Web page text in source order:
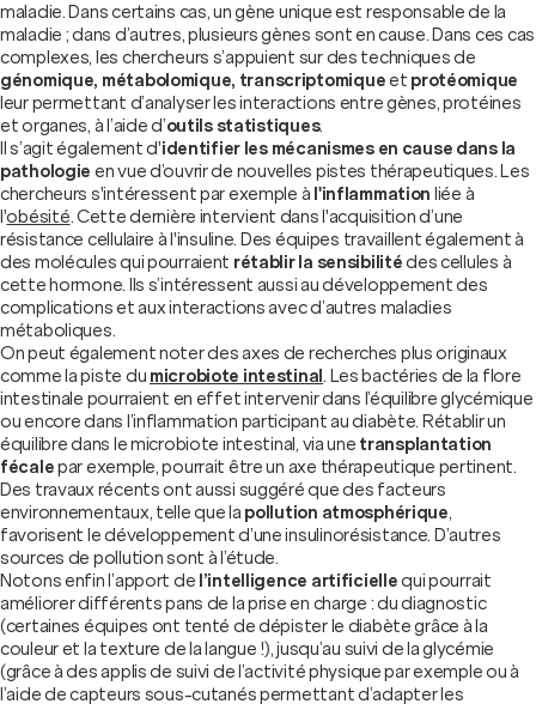
maladie. Dans certains cas, un gène unique est responsable de la
maladie ; dans d’autres, plusieurs gènes sont en cause. Dans ces cas
complexes, les chercheurs s’appuient sur des techniques de
génomique, métabolomique, transcriptomiqueet protéomique
leur permettant d’analyser les interactions entre gènes, protéines
et organes, à l’aide d’outils statistiques.
Il s’agit également d'identifier les mécanismes en cause dans la
pathologie en vue d’ouvrir de nouvelles pistes thérapeutiques. Les
chercheurs s'intéressent par exemple àl'inflammation liée à
l'obésité. Cette dernière intervient dans l'acquisition d’une
résistance cellulaire à l'insuline. Des équipes travaillent également à
des molécules qui pourraient rétablir la sensibilitédes cellules à
cette hormone. Ils s’intéressent aussi au développement des
complications et aux interactions avec d’autres maladies
métaboliques.
On peut également noter des axes de recherches plus originaux
comme la piste du microbiote intestinal. Les bactéries de la flore
intestinale pourraient en effet intervenir dans l’équilibre glycémique
ou encore dans l’inflammation participant au diabète. Rétablir un
équilibre dans le microbiote intestinal, via une transplantation
fécalepar exemple, pourrait être un axe thérapeutique pertinent.
Des travaux récents ont aussi suggéré que des facteurs
environnementaux, telle que lapollution atmosphérique,
favorisent le développement d’une insulinorésistance. D’autres
sources de pollution sont à l’étude.
Notons enfin l’apport de l’intelligence artificiellequi pourrait
améliorer différents pans de la prise en charge : du diagnostic
(certaines équipes ont tenté de dépister le diabète grâce à la
couleur et la texture de la langue !), jusqu’au suivi de la glycémie
(grâce à des applis de suivi de l’activité physique par exemple ou à
l’aide de capteurs sous-cutanés permettant d’adapter les